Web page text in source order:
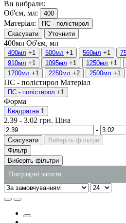
Ви вибрали:
Об'єм, мл:
400
Матеріал:
ПС - полістирол
Скасувати
Уточнити
400мл Об'єм, мл
400мл +1 500мл +1 560мл +1
910мл +1 1095мл +1 1250мл +1
1700мл +1 2250мл +2 2500мл +1
ПС - полістирол Матеріал
ПС - полістирол +1
Форма
Квадратна 1
2.39 - 3.02 грн. Ціна
-
Скасувати
Виберіть фільтри
Фільтр
Виберіть фільтри
Популярні запити
чистячий засіб для туалету
контейнери з алюмінієвої фольги